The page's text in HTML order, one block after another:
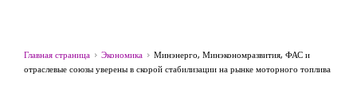
Главная страница Экономика
Минэнерго, Минэкономразвития, ФАС и
отраслевые союзы уверены в скорой стабилизации на рынке моторного топлива